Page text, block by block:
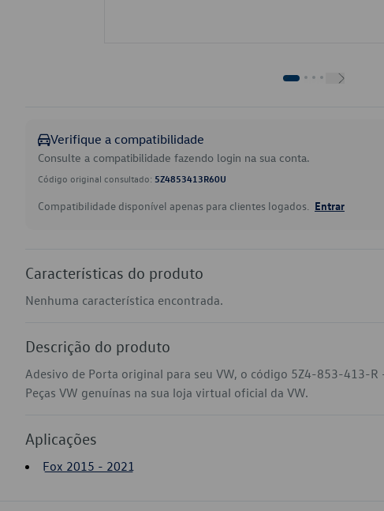
Verifique a compatibilidade
Consulte a compatibilidade fazendo login na sua conta.
Código original consultado: 5Z4853413R60U
Compatibilidade disponível apenas para clientes logados. Entrar
Características do produto
Nenhuma característica encontrada.
Descrição do produto
Adesivo de Porta original para seu VW, o código 5Z4-853-413-R
Peças VW genuínas na sua loja virtual oficial da VW.
Aplicações
Fox 2015 - 2021